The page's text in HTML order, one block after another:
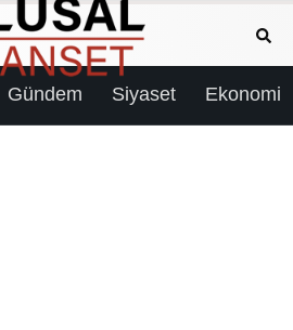
Gündem Siyaset Ekonomi